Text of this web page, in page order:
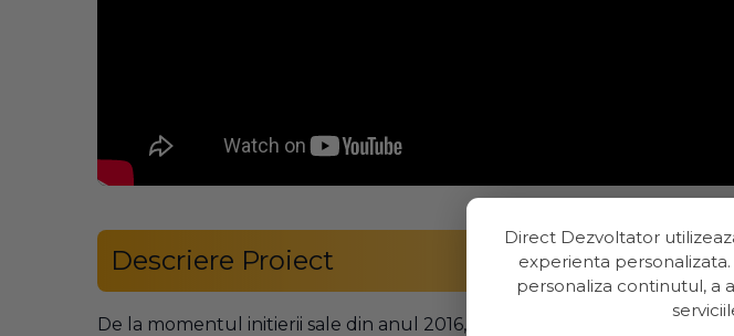
Descriere Proiect
De la momentul initierii sale din anul 2016, in Metalurgiei Park au fost
Direct Dezvoltator
experienta
personaliza continutul, a